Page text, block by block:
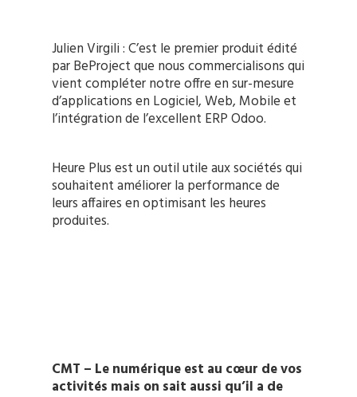
Julien Virgili : C’est le premier produit édité
par BeProject que nous commercialisons qui
vient compléter notre offre en sur-mesure
d’applications en Logiciel, Web, Mobile et
l’intégration de l’excellent ERP Odoo.
Heure Plus est un outil utile aux sociétés qui
souhaitent améliorer la performance de
leurs affaires en optimisant les heures
produites.
CMT – Le numérique est au cœur de vos
activités mais on sait aussi qu’il a de